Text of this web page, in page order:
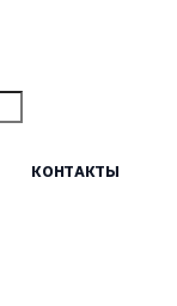
КОНТАКТЫ